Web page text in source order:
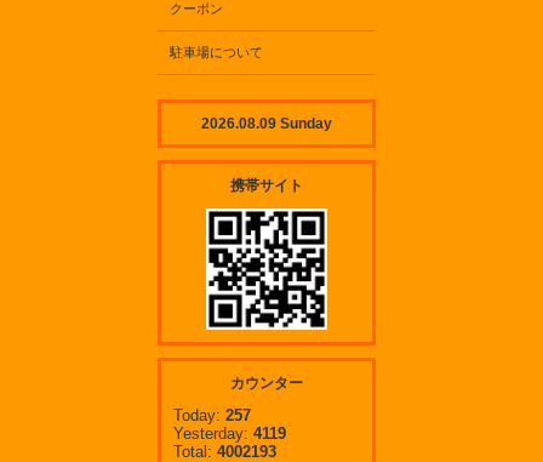
クーポン
駐車場について
2026.08.09 Sunday
携帯サイト
カウンター
Today: 257
Yesterday: 4119
Total: 4002193